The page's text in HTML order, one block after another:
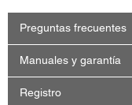
Preguntas frecuentes
Manuales y garantía
Registro